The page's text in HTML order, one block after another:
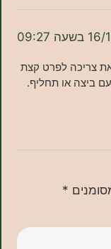
קצת
תחליף.